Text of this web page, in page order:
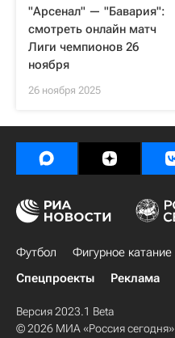
"Арсенал" — "Бавария":
смотреть онлайн матч
Лиги чемпионов 26
ноября
26 ноября 2025
Футбол Фигурное катание
Спецпроекты
Реклама
Версия 2023.1 Beta
© 2026 МИА «Россия сегодня»